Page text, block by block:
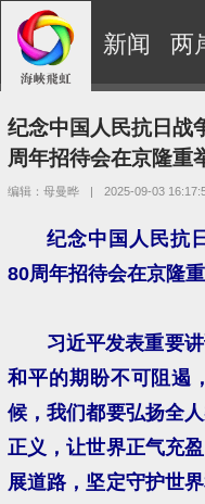
新闻 两
纪念中国人民抗日战
周年招待会在京隆重
编辑：母曼晔 | 2025-09-03
纪念中国人民抗
80周年招待会在京隆
习近平发表重要
和平的期盼不可阻遏
候，我们都要弘扬全
正义，让世界正气充
展道路，坚定守护世